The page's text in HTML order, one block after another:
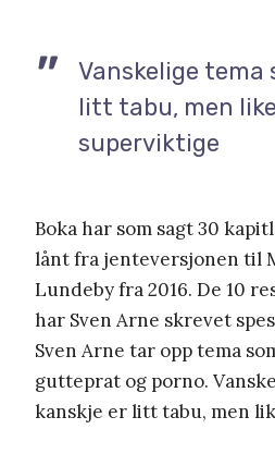
Vanskelige tema
litt tabu, men
superviktige
Boka har som sagt 30
lånt fra jenteversjonen til
Lundeby fra 2016. De 10
har Sven Arne skrevet
Sven Arne tar opp tema
gutteprat og porno.
kanskje er litt tabu, men